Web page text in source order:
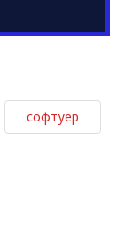
софтуер